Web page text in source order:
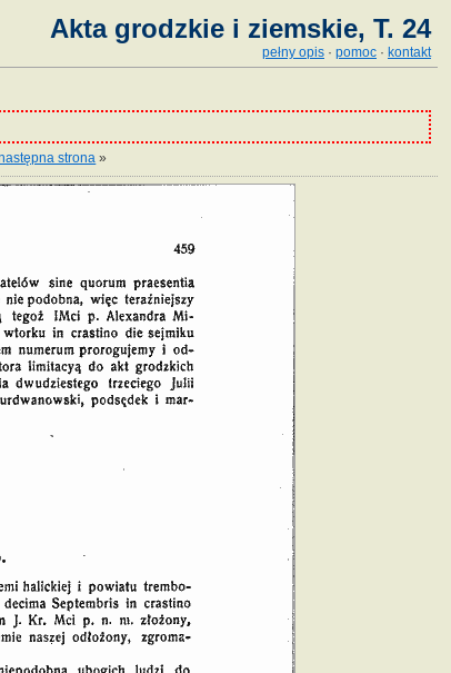
Akta grodzkie i ziemskie, T. 24
pełny opis · pomoc · kontakt
strona »